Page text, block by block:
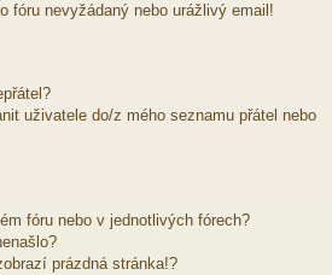
fóru nevyžádaný nebo urážlivý email!
uživatele do/z mého seznamu přátel nebo
fóru nebo v jednotlivých fórech?
prázdná stránka!?